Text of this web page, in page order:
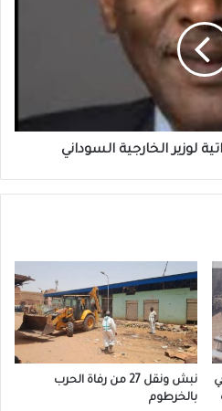
لوزير الخارجية السوداني
نبش ونقل 27 من رفاة الحرب
بالخرطوم